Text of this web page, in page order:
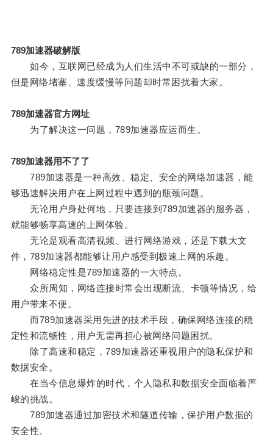
789加速器破解版
如今，互联网已经成为人们生活中不可或缺的一部分，
但是网络堵塞、速度缓慢等问题却时常困扰着大家。
789加速器官方网址
为了解决这一问题，789加速器应运而生。
789加速器用不了了
789加速器是一种高效、稳定、安全的网络加速器，能
够迅速解决用户在上网过程中遇到的瓶颈问题。
无论用户身处何地，只要连接到789加速器的服务器，
就能够畅享高速的上网体验。
无论是观看高清视频、进行网络游戏，还是下载大文
件，789加速器都能够让用户感受到极速上网的乐趣。
网络稳定性是789加速器的一大特点。
众所周知，网络连接时常会出现断流、卡顿等情况，给
用户带来不便。
而789加速器采用先进的技术手段，确保网络连接的稳
定性和流畅性，用户无需再担心被网络问题困扰。
除了高速和稳定，789加速器还重视用户的隐私保护和
数据安全。
在当今信息爆炸的时代，个人隐私和数据安全面临着严
峻的挑战。
789加速器通过加密技术和隧道传输，保护用户数据的
安全性。